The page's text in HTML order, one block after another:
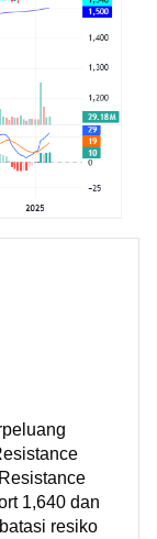
1,640 dan
resiko